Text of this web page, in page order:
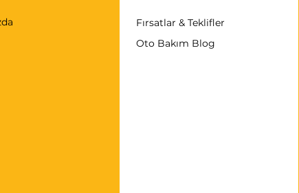
Fırsatlar & Teklifler
Oto Bakım Blog